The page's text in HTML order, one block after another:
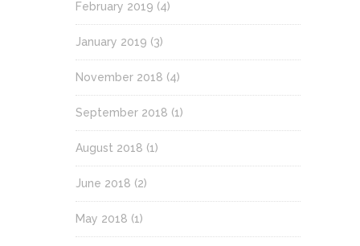
February 2019 (4)
January 2019 (3)
November 2018 (4)
September 2018 (1)
August 2018 (1)
June 2018 (2)
May 2018 (1)